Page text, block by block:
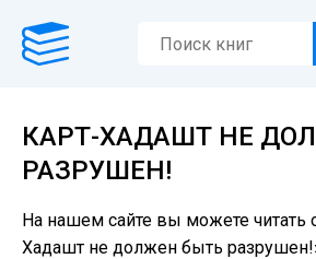
КАРТ-ХАДАШТ НЕ
РАЗРУШЕН!
На нашем сайте вы можете читать
Хадашт не должен быть